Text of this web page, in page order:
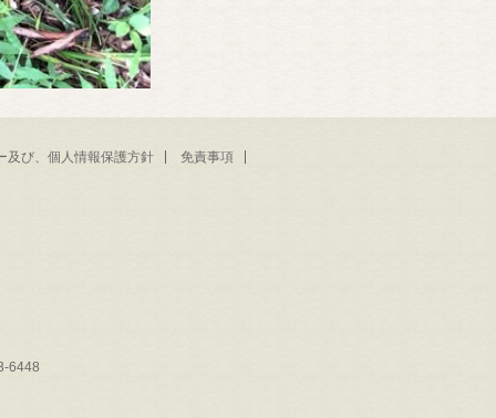
及び、個人情報保護方針 免責事項
6448